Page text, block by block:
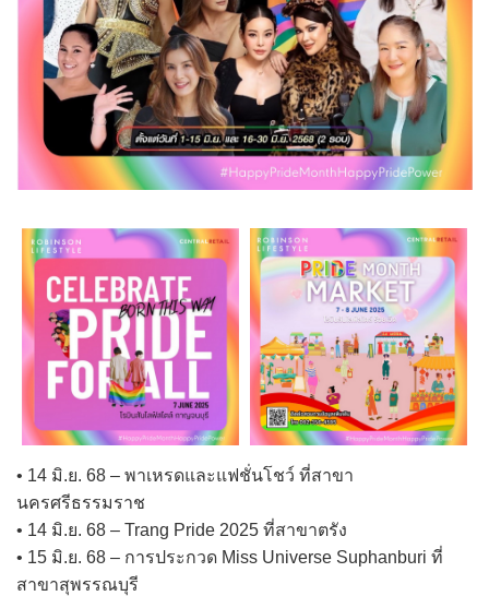
• 14 มิ.ย. 68 – พาเหรดและแฟชั่นโชว์ ที่สาขา
นครศรีธรรมราช
• 14 มิ.ย. 68 – Trang Pride 2025 ที่สาขาตรัง
• 15 มิ.ย. 68 – การประกวด Miss Universe Suphanburi ที่
สาขาสุพรรณบุรี